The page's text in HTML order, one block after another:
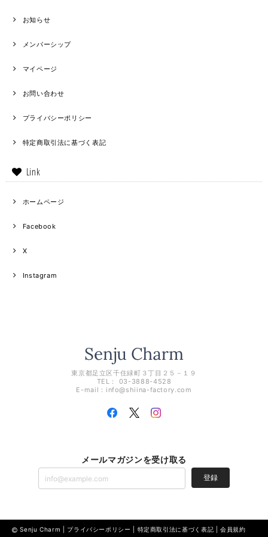
お知らせ
メンバーシップ
マイページ
お問い合わせ
プライバシーポリシー
特定商取引法に基づく表記
Link
ホームページ
Facebook
X
Instagram
東京都足立区千住緑町３丁目２５－１９
TEL： 03-3888-4528
E-mail： info@shiina-factory.com
メールマガジンを受け取る
登録
Senju Charm | プライバシーポリシー 特定商取引法に基づく表記 |会員規約